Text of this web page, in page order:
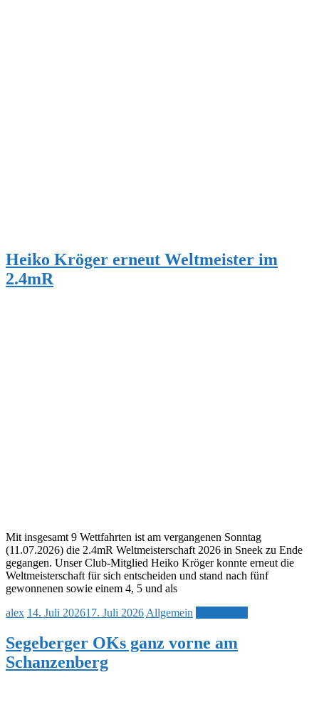
Heiko Kröger erneut Weltmeister im
2.4mR
Mit insgesamt 9 Wettfahrten ist am vergangenen Sonntag
(11.07.2026) die 2.4mR Weltmeisterschaft 2026 in Sneek zu Ende
gegangen. Unser Club-Mitglied Heiko Kröger konnte erneut die
Weltmeisterschaft für sich entscheiden und stand nach fünf
gewonnenen sowie einem 4, 5 und als
alex 14. Juli 202617. Juli 2026 Allgemein
Segeberger OKs ganz vorne am
Schanzenberg